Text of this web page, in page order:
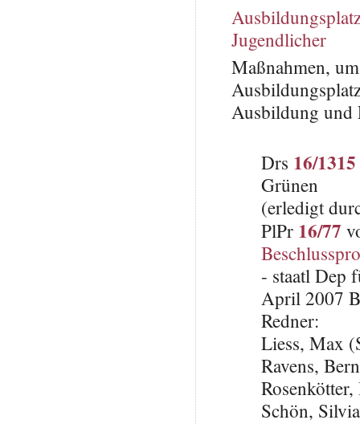
Jugendlicher
Maßnahmen,
Ausbildung und
Drs 16/1315
Grünen
(erledigt
PlPr 16/77
- staatl Dep
April 2007
Redner:
Liess, Max
Ravens,
Schön,